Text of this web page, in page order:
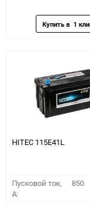
HITEC 115E41L
Пусковой ток,
A:
850